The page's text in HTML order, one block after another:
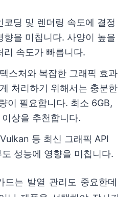
코딩 및 렌더링 속도에 결정
향을 미칩니다. 사양이 높을
리 속도가 빠릅니다.
스처와 복잡한 그래픽 효과
처리하기 위해서는 충분한
이 필요합니다. 최소 6GB,
상을 추천합니다.
등 최신 그래픽 API
성능에 영향을 미칩니다.
드는 발열 관리도 중요한데